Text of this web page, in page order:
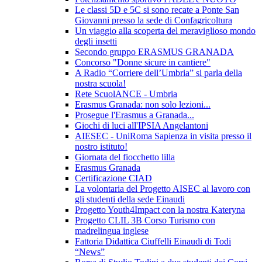
Le classi 5D e 5C si sono recate a Ponte San
Giovanni presso la sede di Confagricoltura
Un viaggio alla scoperta del meraviglioso mondo
degli insetti
Secondo gruppo ERASMUS GRANADA
Concorso "Donne sicure in cantiere"
A Radio “Corriere dell’Umbria” si parla della
nostra scuola!
Rete ScuolANCE - Umbria
Erasmus Granada: non solo lezioni...
Prosegue l'Erasmus a Granada...
Giochi di luci all'IPSIA Angelantoni
AIESEC - UniRoma Sapienza in visita presso il
nostro istituto!
Giornata del fiocchetto lilla
Erasmus Granada
Certificazione CIAD
La volontaria del Progetto AISEC al lavoro con
gli studenti della sede Einaudi
Progetto Youth4Impact con la nostra Kateryna
Progetto CLIL 3B Corso Turismo con
madrelingua inglese
Fattoria Didattica Ciuffelli Einaudi di Todi
“News”